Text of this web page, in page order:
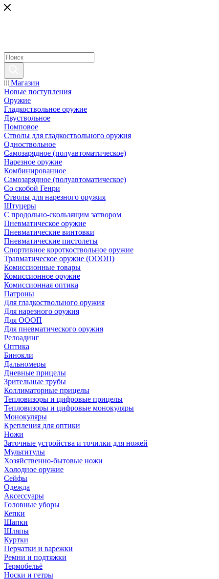
Магазин
Новые поступления
Оружие
Гладкоствольное оружие
Двуствольное
Помповое
Стволы для гладкоствольного оружия
Одноствольное
Самозарядное (полуавтоматическое)
Нарезное оружие
Комбинированное
Самозарядное (полуавтоматическое)
Со скобой Генри
Стволы для нарезного оружия
Штуцеры
С продольно-скользящим затвором
Пневматическое оружие
Пневматические винтовки
Пневматические пистолеты
Спортивное короткоствольное оружие
Травматическое оружие (ОООП)
Комиссионные товары
Комиссионное оружие
Комиссионная оптика
Патроны
Для гладкоствольного оружия
Для нарезного оружия
Для ОООП
Для пневматического оружия
Релоадинг
Оптика
Бинокли
Дальномеры
Дневные прицелы
Зрительные трубы
Коллиматорные прицелы
Тепловизоры и цифровые прицелы
Тепловизоры и цифровые монокуляры
Монокуляры
Крепления для оптики
Ножи
Заточные устройства и точилки для ножей
Мультитулы
Хозяйственно-бытовые ножи
Холодное оружие
Сейфы
Одежда
Аксессуары
Головные уборы
Кепки
Шапки
Шляпы
Куртки
Перчатки и варежки
Ремни и подтяжки
Термобельё
Носки и гетры